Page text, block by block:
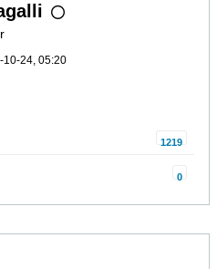
10-24, 05:20
1219
0